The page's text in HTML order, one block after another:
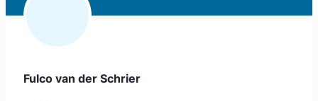
Fulco van der Schrier